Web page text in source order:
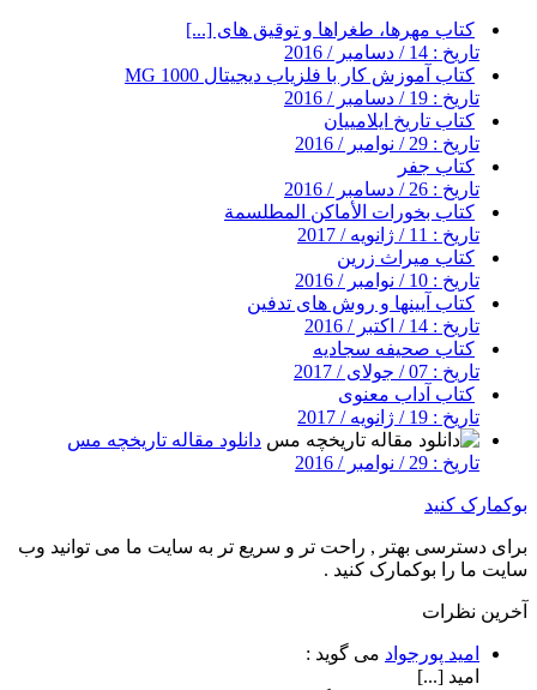
کتاب مهرها، طغراها و توقیق های [...]
تاریخ : 14 / دسامبر / 2016
کتاب آموزش کار با فلزیاب دیجیتال MG 1000
تاریخ : 19 / دسامبر / 2016
کتاب تاریخ ایلامییان
تاریخ : 29 / نوامبر / 2016
کتاب جفر
تاریخ : 26 / دسامبر / 2016
کتاب بخورات الأماکن المطلسمة
تاریخ : 11 / ژانویه / 2017
کتاب میراث زرین
تاریخ : 10 / نوامبر / 2016
کتاب آیینها و روش های تدفین
تاریخ : 14 / اکتبر / 2016
کتاب صحیفه سجادیه
تاریخ : 07 / جولای / 2017
کتاب آداب معنوی
تاریخ : 19 / ژانویه / 2017
دانلود مقاله تاریخچه مس
تاریخ : 29 / نوامبر / 2016
بوکمارک کنید
برای دسترسی بهتر , راحت تر و سریع تر به سایت ما می توانید وب
سایت ما را بوکمارک کنید .
آخرین نظرات
امید پورجواد می گوید :
امید [...]